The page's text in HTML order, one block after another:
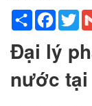
Share
Đại lý
nước tại